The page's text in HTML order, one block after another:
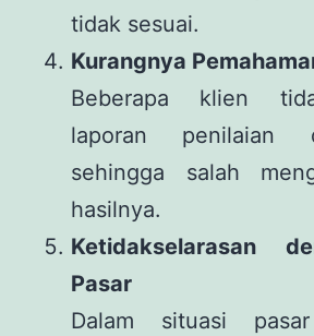
tidak sesuai.
Kurangnya
Beberapa klien
laporan penilaian
sehingga salah
hasilnya.
Ketidakselarasan
Pasar
Dalam situasi